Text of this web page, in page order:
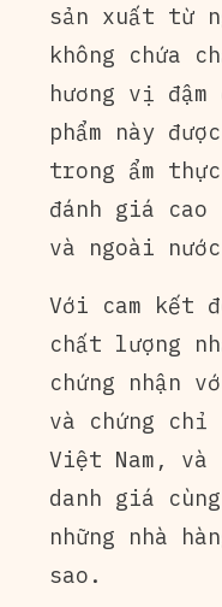
sản xuất từ
không chứa
hương vị
phẩm này
trong ẩm
đánh giá cao
và ngoài
Với cam kết
chất lượng
chứng nhận
và chứng chỉ
Việt Nam,
danh giá
những nhà
sao.